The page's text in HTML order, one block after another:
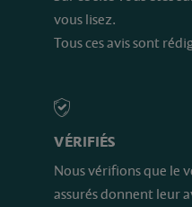
vous lisez.
Tous ces avis sont
VÉRIFIÉS
Nous vérifions que le
assurés donnent leur